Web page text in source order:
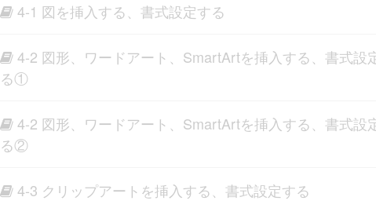
4-1 図を挿入する、書式設定する
4-2 図形、ワードアート、SmartArtを挿入する、書式設
る①
4-2 図形、ワードアート、SmartArtを挿入する、書式設
る②
4-3 クリップアートを挿入する、書式設定する